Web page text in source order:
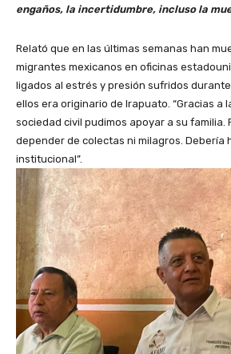
engaños, la incertidumbre, incluso la
Relató que en las últimas semanas han
migrantes mexicanos en oficinas
ligados al estrés y presión sufridos
ellos era originario de Irapuato. “Gracias a
sociedad civil pudimos apoyar a su familia.
depender de colectas ni milagros. Debería
institucional”.